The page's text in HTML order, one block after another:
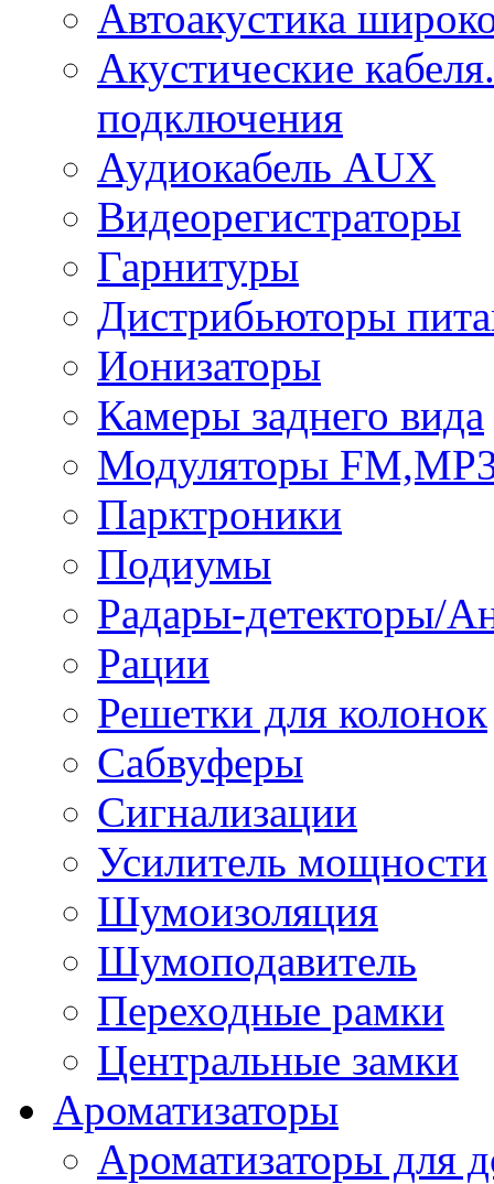
Автоакустика
Акустические
подключения
Аудиокабель AUX
Видеорегистраторы
Гарнитуры
Дистрибьюторы
Ионизаторы
Камеры заднего вида
Модуляторы
Парктроники
Подиумы
Радары-детекторы/
Рации
Решетки для колонок
Сабвуферы
Сигнализации
Усилитель мощности
Шумоизоляция
Шумоподавитель
Переходные рамки
Центральные замки
Ароматизаторы
Ароматизаторы для